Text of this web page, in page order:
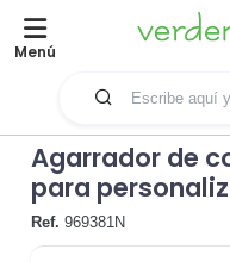
Menú
Agarrador de
para
Ref. 969381N